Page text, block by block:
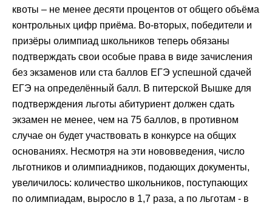
квоты – не менее десяти процентов от общего объёма
контрольных цифр приёма. Во-вторых, победители и
призёры олимпиад школьников теперь обязаны
подтверждать свои особые права в виде зачисления
без экзаменов или ста баллов ЕГЭ успешной сдачей
ЕГЭ на определённый балл. В питерской Вышке для
подтверждения льготы абитуриент должен сдать
экзамен не менее, чем на 75 баллов, в противном
случае он будет участвовать в конкурсе на общих
основаниях. Несмотря на эти нововведения, число
льготников и олимпиадников, подающих документы,
увеличилось: количество школьников, поступающих
по олимпиадам, выросло в 1,7 раза, а по льготам - в